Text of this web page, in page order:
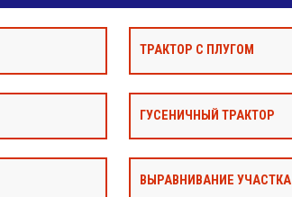
ТРАКТОР С ПЛУГОМ
ГУСЕНИЧНЫЙ ТРАКТОР
ВЫРАВНИВАНИЕ УЧАСТКА